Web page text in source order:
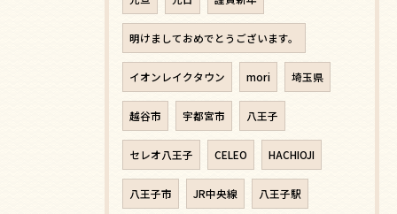
明けましておめでとうございます。
イオンレイクタウン mori 埼玉県
越谷市 宇都宮市 八王子
セレオ八王子 CELEO HACHIOJI
八王子市 JR中央線 八王子駅